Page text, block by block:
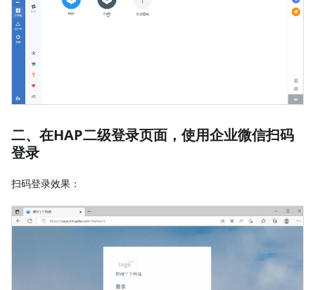
二、在HAP二级登录页面，使用企业微信扫码
登录
扫码登录效果：